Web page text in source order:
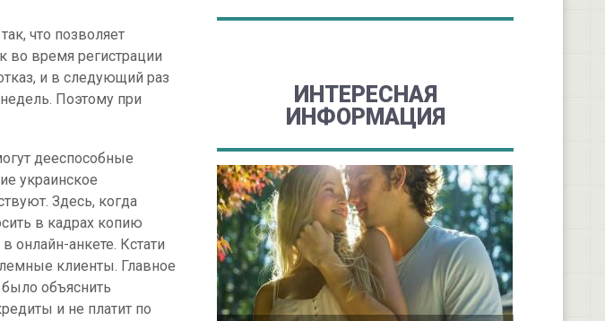
что позволяет
во время регистрации
и в следующий раз
Поэтому при
дееспособные
украинское
Здесь, когда
в кадрах копию
онлайн-анкете. Кстати
клиенты. Главное
объяснить
и не платит по
ИНТЕРЕСНАЯ
ИНФОРМАЦИЯ